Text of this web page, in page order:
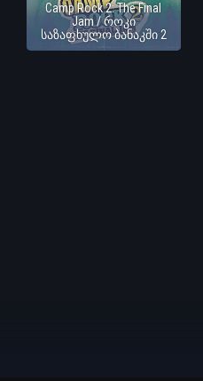
Camp Rock 2: The Final
Jam / როკი
საზაფხულო ბანაკში 2